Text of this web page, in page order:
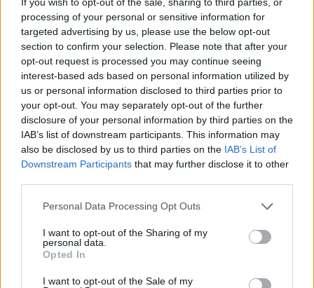
processing of your personal or sensitive information for
targeted advertising by us, please use the below opt-out
section to confirm your selection. Please note that after your
opt-out request is processed you may continue seeing
interest-based ads based on personal information utilized by
us or personal information disclosed to third parties prior to
your opt-out. You may separately opt-out of the further
disclosure of your personal information by third parties on the
IAB’s list of downstream participants. This information may
also be disclosed by us to third parties on the IAB’s List of
Downstream Participants that may further disclose it to other
Personal Data Processing Opt Outs
I want to opt-out of the Sharing of my
personal data.
Opted In
I want to opt-out of the Sale of my
12:49
Αφροδίτη Νέστορα: Η σπαρακτική ανάρτηση για τη
μητέρα της που χάθηκε στην εμπρηστική επίθεση
12:42
Μαρινάκης για Αλ. Τσίπρα: Η συλλογική μνήμη δεν σβήνει
τόσο εύκολα όσο εκείνος πιστεύει
12:41
Κικίλιας: «Έρχονται 420 νέες προσλήψεις στο Λιμενικό
Σώμα»
Νέο ρεκόρ για την "Οδύσσεια" - Η πιο επιτυχημένη ταινία
του Νόλαν